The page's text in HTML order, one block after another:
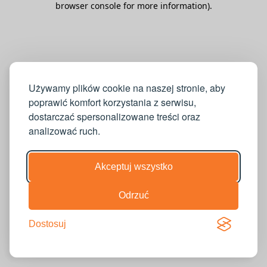
Używamy plików cookie na naszej stronie, aby
poprawić komfort korzystania z serwisu,
dostarczać spersonalizowane treści oraz
analizować ruch.
Akceptuj wszystko
Odrzuć
Dostosuj
browser console for more information).